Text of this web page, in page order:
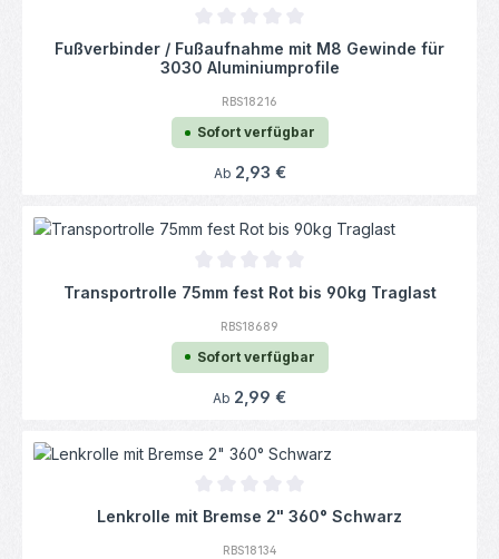
Durchschnittliche Bewertung von 0 von
Fußverbinder / Fußaufnahme mit M8 Gewinde für
3030 Aluminiumprofile
RBS18216
Sofort verfügbar
Regulärer Preis:
Ab 2,93 €
Durchschnittliche Bewertung von 0 von
Transportrolle 75mm fest Rot bis 90kg Traglast
RBS18689
Sofort verfügbar
Regulärer Preis:
Ab 2,99 €
Durchschnittliche Bewertung von 0 von
Lenkrolle mit Bremse 2" 360° Schwarz
RBS18134